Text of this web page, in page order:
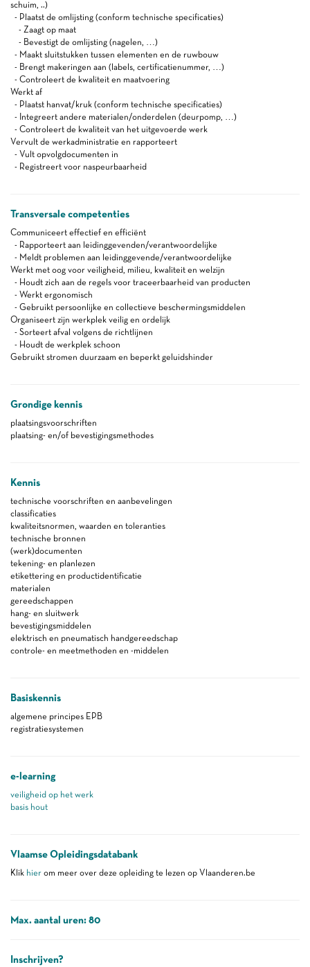
schuim, ..)
- Plaatst de omlijsting (conform technische specificaties)
- Zaagt op maat
- Bevestigt de omlijsting (nagelen, …)
- Maakt sluitstukken tussen elementen en de ruwbouw
- Brengt makeringen aan (labels, certificatienummer, …)
- Controleert de kwaliteit en maatvoering
Werkt af
- Plaatst hanvat/kruk (conform technische specificaties)
- Integreert andere materialen/onderdelen (deurpomp, …)
- Controleert de kwaliteit van het uitgevoerde werk
Vervult de werkadministratie en rapporteert
- Vult opvolgdocumenten in
- Registreert voor naspeurbaarheid
Transversale competenties
Communiceert effectief en efficiënt
- Rapporteert aan leidinggevenden/verantwoordelijke
- Meldt problemen aan leidinggevende/verantwoordelijke
Werkt met oog voor veiligheid, milieu, kwaliteit en welzijn
- Houdt zich aan de regels voor traceerbaarheid van producten
- Werkt ergonomisch
- Gebruikt persoonlijke en collectieve beschermingsmiddelen
Organiseert zijn werkplek veilig en ordelijk
- Sorteert afval volgens de richtlijnen
- Houdt de werkplek schoon
Gebruikt stromen duurzaam en beperkt geluidshinder
Grondige kennis
plaatsingsvoorschriften
plaatsing- en/of bevestigingsmethodes
Kennis
technische voorschriften en aanbevelingen
classificaties
kwaliteitsnormen, waarden en toleranties
technische bronnen
(werk)documenten
tekening- en planlezen
etikettering en productidentificatie
materialen
gereedschappen
hang- en sluitwerk
bevestigingsmiddelen
elektrisch en pneumatisch handgereedschap
controle- en meetmethoden en -middelen
Basiskennis
algemene principes EPB
registratiesystemen
e-learning
veiligheid op het werk
basis hout
Vlaamse Opleidingsdatabank
Klik hier om meer over deze opleiding te lezen op Vlaanderen.be
Max. aantal uren: 80
Inschrijven?